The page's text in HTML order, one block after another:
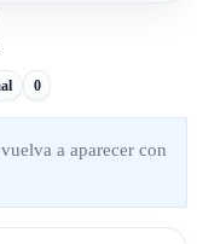
0
a aparecer con